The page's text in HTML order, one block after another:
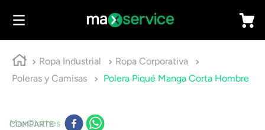
Ropa Industrial
Ropa Corporativa
Poleras y Camisas
Polera Piqué Manga Corta Hombre
COMPARTE
MaxClothes